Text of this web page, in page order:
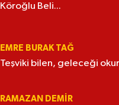
Köroğlu Beli...
EMRE BURAK TAĞ
Teşviki bilen, geleceği okur
RAMAZAN DEMİR